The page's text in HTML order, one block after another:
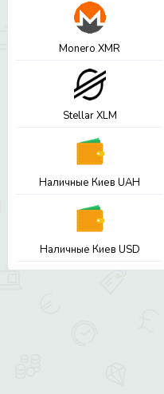
Monero XMR
Stellar XLM
Наличные Киев UAH
Наличные Киев USD